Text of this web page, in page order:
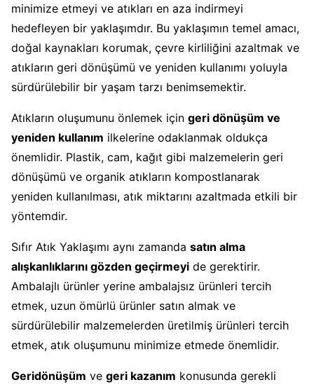
minimize etmeyi ve atıkları en aza indirmeyi
hedefleyen bir yaklaşımdır. Bu yaklaşımın temel amacı,
doğal kaynakları korumak, çevre kirliliğini azaltmak ve
atıkların geri dönüşümü ve yeniden kullanımı yoluyla
sürdürülebilir bir yaşam tarzı benimsemektir.
Atıkların oluşumunu önlemek için geri dönüşüm ve
yeniden kullanım ilkelerine odaklanmak oldukça
önemlidir. Plastik, cam, kağıt gibi malzemelerin geri
dönüşümü ve organik atıkların kompostlanarak
yeniden kullanılması, atık miktarını azaltmada etkili bir
yöntemdir.
Sıfır Atık Yaklaşımı aynı zamanda satın alma
alışkanlıklarını gözden geçirmeyi de gerektirir.
Ambalajlı ürünler yerine ambalajsız ürünleri tercih
etmek, uzun ömürlü ürünler satın almak ve
sürdürülebilir malzemelerden üretilmiş ürünleri tercih
etmek, atık oluşumunu minimize etmede önemlidir.
Geridönüşüm ve geri kazanım konusunda gerekli